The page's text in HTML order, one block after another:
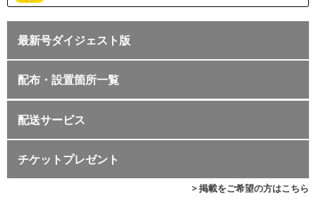
最新号ダイジェスト版
配布・設置箇所一覧
配送サービス
チケットプレゼント
> 掲載をご希望の方はこちら